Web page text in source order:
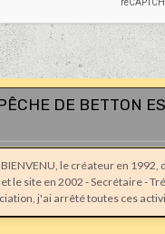
DE BETTON
le créateur en 1992,
le site en 2002 - Secrétaire -
j'ai arrêté toutes ces